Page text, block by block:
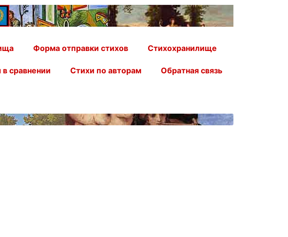
Форма отправки стихов Стихохранилище
сравнении Стихи по авторам Обратная связь